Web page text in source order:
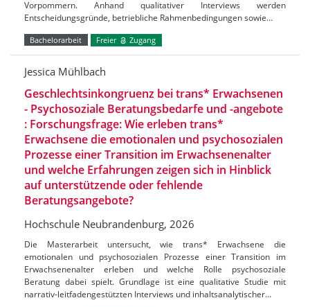
Vorpommern. Anhand qualitativer Interviews werden
Entscheidungsgründe, betriebliche Rahmenbedingungen sowie…
Bachelorarbeit Freier Zugang
Jessica Mühlbach
Geschlechtsinkongruenz bei trans* Erwachsenen
- Psychosoziale Beratungsbedarfe und -angebote
: Forschungsfrage: Wie erleben trans*
Erwachsene die emotionalen und psychosozialen
Prozesse einer Transition im Erwachsenenalter
und welche Erfahrungen zeigen sich in Hinblick
auf unterstützende oder fehlende
Beratungsangebote?
Hochschule Neubrandenburg, 2026
Die Masterarbeit untersucht, wie trans* Erwachsene die
emotionalen und psychosozialen Prozesse einer Transition im
Erwachsenenalter erleben und welche Rolle psychosoziale
Beratung dabei spielt. Grundlage ist eine qualitative Studie mit
narrativ-leitfadengestützten Interviews und inhaltsanalytischer…